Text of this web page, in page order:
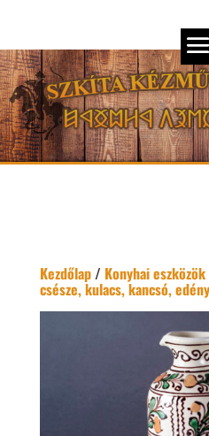
Kezdőlap/ Konyhai eszközök
csésze, kulacs, kancsó,